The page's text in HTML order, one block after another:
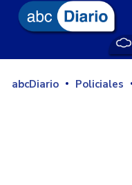
abcDiario Policiales